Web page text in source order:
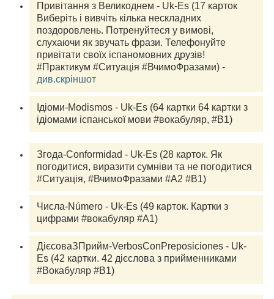
Привітання з Великоднем - Uk-Es (17 карток
Виберіть і вивчіть кілька нескладних
поздоровлень. Потренуйтеся у вимові,
слухаючи як звучать фрази. Телефонуйте
привітати своїх іспаномовних друзів!
див.скріншот
Ідіоми-Modismos - Uk-Es (64 картки 64 картки з
ідіомами іспанської мови #вокабуляр, #В1)
Згода-Conformidad - Uk-Es (28 карток. Як
погодитися, виразити сумніви та не погодитися
#Ситуація, #ВчимоФразами #A2 #B1)
Числа-Número - Uk-Es (49 карток. Картки з
цифрами #вокабуляр #A1)
ДієсоваЗПрийм-VerbosConPreposiciones - Uk-
Es (42 картки. 42 дієслова з прийменниками
#Вокабуляр #В1)